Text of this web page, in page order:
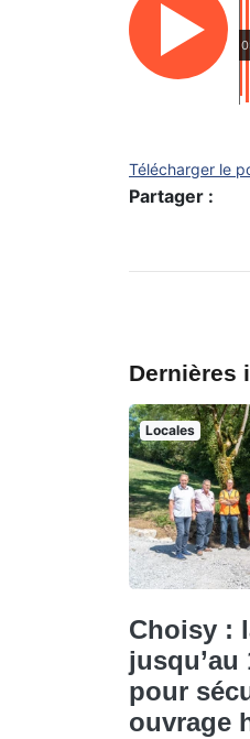
Télécharger le
Partager :
Dernières
Locales
Choisy :
jusqu’au
pour
ouvrage